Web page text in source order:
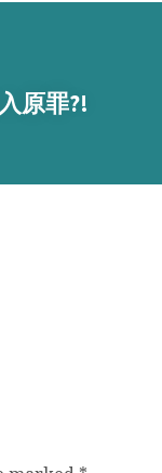
原罪?!